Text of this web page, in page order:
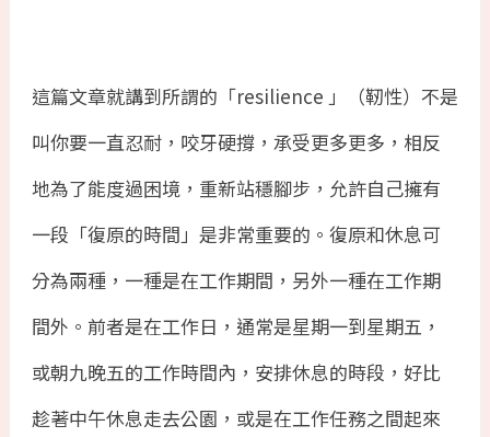
這篇文章就講到所謂的「resilience 」（靭性）不是
叫你要一直忍耐，咬牙硬撐，承受更多更多，相反
地為了能度過困境，重新站穩腳步，允許自己擁有
一段「復原的時間」是非常重要的。復原和休息可
分為兩種，一種是在工作期間，另外一種在工作期
間外。前者是在工作日，通常是星期一到星期五，
或朝九晚五的工作時間內，安排休息的時段，好比
趁著中午休息走去公園，或是在工作任務之間起來